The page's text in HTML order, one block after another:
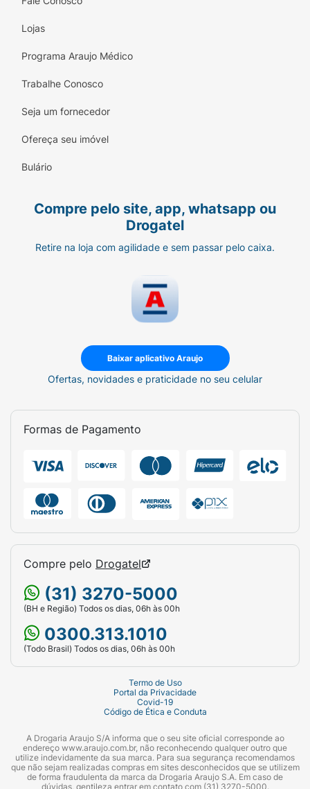
Lojas
Programa Araujo Médico
Trabalhe Conosco
Seja um fornecedor
Ofereça seu imóvel
Bulário
Compre pelo site, app, whatsapp ou
Drogatel
Retire na loja com agilidade e sem passar pelo caixa.
Baixar aplicativo Araujo
Ofertas, novidades e praticidade no seu celular
Formas de Pagamento
Compre pelo Drogatel
(31) 3270-5000
(BH e Região) Todos os dias, 06h às 00h
0300.313.1010
(Todo Brasil) Todos os dias, 06h às 00h
Termo de Uso
Portal da Privacidade
Covid-19
Código de Ética e Conduta
A Drogaria Araujo S/A informa que o seu site oficial corresponde ao
endereço www.araujo.com.br, não reconhecendo qualquer outro que
utilize indevidamente da sua marca. Para sua segurança recomendamos
que não sejam realizadas compras em sites desconhecidos que se utilizem
de forma fraudulenta da marca da Drogaria Araujo S.A. Em caso de
dúvidas, gentileza entrar em contato com (31) 3270-5000.